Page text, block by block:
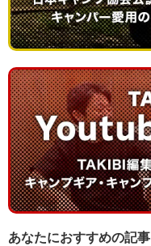
あなたにおすすめの記事